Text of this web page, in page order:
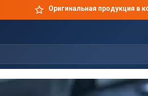
Оригинальная продукция в